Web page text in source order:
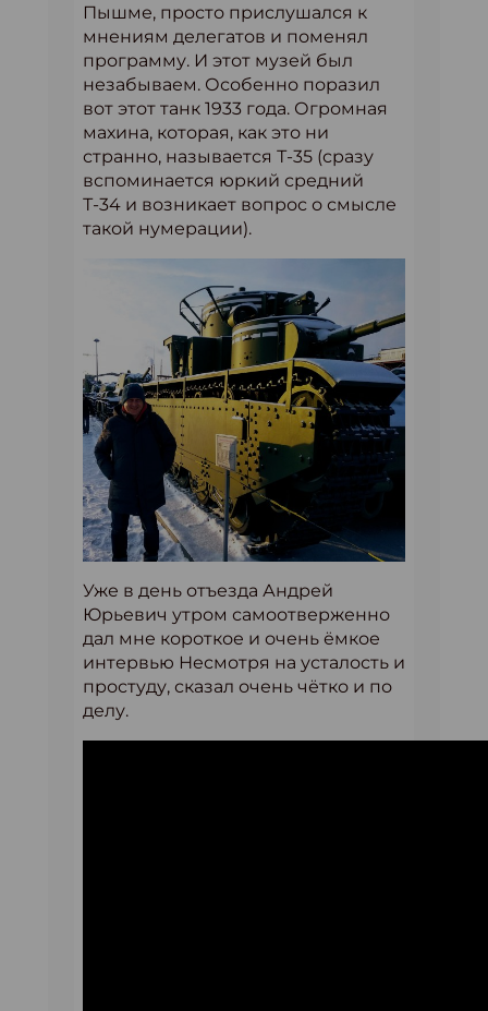
Пышме, просто прислушался к
мнениям делегатов и поменял
программу. И этот музей был
незабываем. Особенно поразил
вот этот танк 1933 года. Огромная
махина, которая, как это ни
странно, называется Т-35 (сразу
вспоминается юркий средний
Т-34 и возникает вопрос о смысле
такой нумерации).
Уже в день отъезда Андрей
Юрьевич утром самоотверженно
дал мне короткое и очень ёмкое
интервью Несмотря на усталость и
простуду, сказал очень чётко и по
делу.